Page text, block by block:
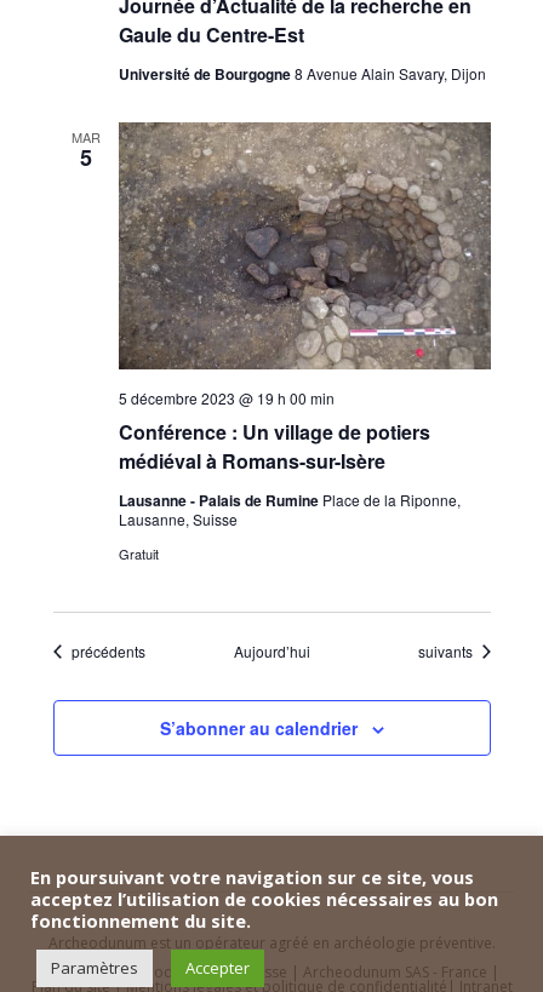
Gaule du Centre-Est
Université de Bourgogne8 Avenue Alain Savary, Dijon
MAR
5
Conférence : Un village de potiers
médiéval à Romans-sur-Isère
5 décembre 2023 @ 19 h 00 min
Lausanne - Palais de Rumine Place de la Riponne,
Lausanne, Suisse
Gratuit
Évènements
précédents Aujourd’hui Évènements
suivants
S’abonner au calendrier
Archeodunum est un opérateur agréé en archéologie préventive.
Contact|Archeodunum SA - Suisse | Archeodunum SAS - France |
Plan du site|Mentions légales et politique de confidentialité | Intranet
En poursuivant votre navigation sur ce site, vous
acceptez l’utilisation de cookies nécessaires au bon
fonctionnement du site.
Paramètres Accepter